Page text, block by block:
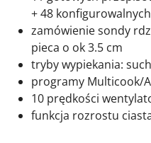
+ 48
zamówienie sondy
pieca o ok 3.5 cm
tryby wypiekania:
programy Multicook/
10 prędkości
funkcja rozrostu